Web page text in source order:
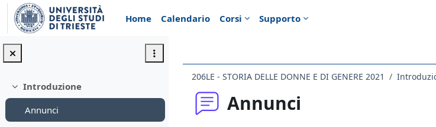
Vai al contenuto principale
Home
Calendario Corsi Supporto
Minimizza
Introduzione
Annunci
206LE - STORIA DELLE DONNE E DI GENERE 2021
Annunci